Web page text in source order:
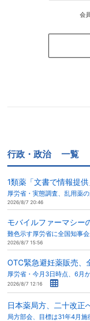
会
行政・政治 一覧
1類薬「文書で情報提
厚労省・実態調査、乱用薬
2026/8/7 20:46
モバイルファーマシー
難色示す厚労省に全国知事会
2026/8/7 15:56
OTC緊急避妊薬販売、
厚労省・今月3日時点、6月
2026/8/7 12:16
日本薬局方、二十改正
局方部会、目標は31年4月施